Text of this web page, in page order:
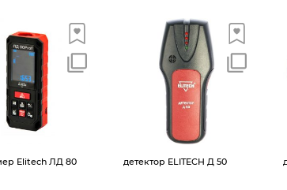
Elitech ЛД 80
детектор ELITECH Д 50